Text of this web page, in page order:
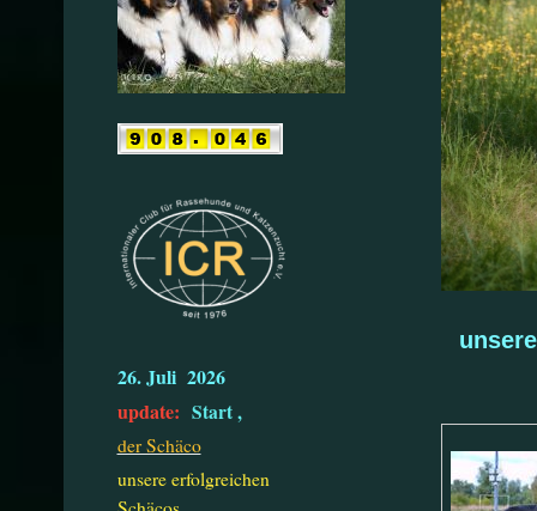
26. Juli 2026
update: Start ,
der Schäco
unsere erfolgreichen